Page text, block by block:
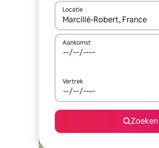
Locatie
Wanneer er suggesties
Aankomst
Vertrek
Zoeken